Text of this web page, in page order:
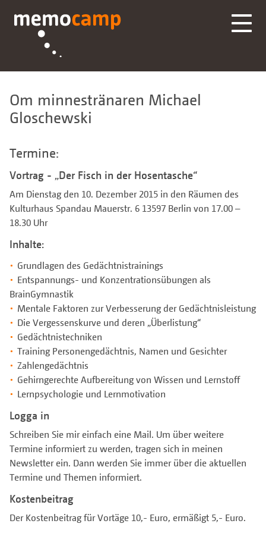
Om minnestränaren Michael
Gloschewski
Termine:
Vortrag - „Der Fisch in der Hosentasche“
Am Dienstag den 10. Dezember 2015 in den Räumen des
Kulturhaus Spandau Mauerstr. 6 13597 Berlin von 17.00 –
18.30 Uhr
Inhalte:
Grundlagen des Gedächtnistrainings
Entspannungs- und Konzentrationsübungen als
BrainGymnastik
Mentale Faktoren zur Verbesserung der Gedächtnisleistung
Die Vergessenskurve und deren „Überlistung“
Gedächtnistechniken
Training Personengedächtnis, Namen und Gesichter
Zahlengedächtnis
Gehirngerechte Aufbereitung von Wissen und Lernstoff
Lernpsychologie und Lernmotivation
Logga in
Schreiben Sie mir einfach eine Mail. Um über weitere
Termine informiert zu werden, tragen sich in meinen
Newsletter ein. Dann werden Sie immer über die aktuellen
Termine und Themen informiert.
Kostenbeitrag
Der Kostenbeitrag für Vortäge 10,- Euro, ermäßigt 5,- Euro.